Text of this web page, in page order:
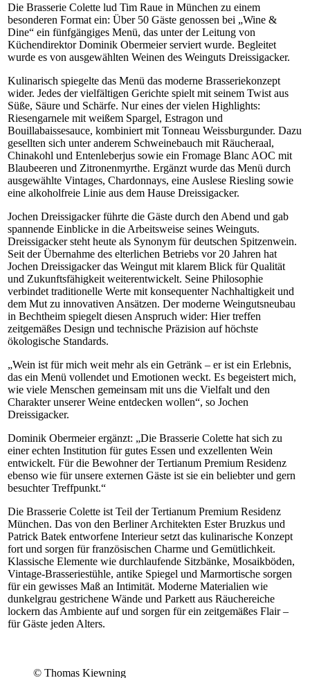
Die Brasserie Colette lud Tim Raue in München zu einem
besonderen Format ein: Über 50 Gäste genossen bei „Wine &
Dine“ ein fünfgängiges Menü, das unter der Leitung von
Küchendirektor Dominik Obermeier serviert wurde. Begleitet
wurde es von ausgewählten Weinen des Weinguts Dreissigacker.
Kulinarisch spiegelte das Menü das moderne Brasseriekonzept
wider. Jedes der vielfältigen Gerichte spielt mit seinem Twist aus
Süße, Säure und Schärfe. Nur eines der vielen Highlights:
Riesengarnele mit weißem Spargel, Estragon und
Bouillabaissesauce, kombiniert mit Tonneau Weissburgunder. Dazu
gesellten sich unter anderem Schweinebauch mit Räucheraal,
Chinakohl und Entenleberjus sowie ein Fromage Blanc AOC mit
Blaubeeren und Zitronenmyrthe. Ergänzt wurde das Menü durch
ausgewählte Vintages, Chardonnays, eine Auslese Riesling sowie
eine alkoholfreie Linie aus dem Hause Dreissigacker.
Jochen Dreissigacker führte die Gäste durch den Abend und gab
spannende Einblicke in die Arbeitsweise seines Weinguts.
Dreissigacker steht heute als Synonym für deutschen Spitzenwein.
Seit der Übernahme des elterlichen Betriebs vor 20 Jahren hat
Jochen Dreissigacker das Weingut mit klarem Blick für Qualität
und Zukunftsfähigkeit weiterentwickelt. Seine Philosophie
verbindet traditionelle Werte mit konsequenter Nachhaltigkeit und
dem Mut zu innovativen Ansätzen. Der moderne Weingutsneubau
in Bechtheim spiegelt diesen Anspruch wider: Hier treffen
zeitgemäßes Design und technische Präzision auf höchste
ökologische Standards.
„Wein ist für mich weit mehr als ein Getränk – er ist ein Erlebnis,
das ein Menü vollendet und Emotionen weckt. Es begeistert mich,
wie viele Menschen gemeinsam mit uns die Vielfalt und den
Charakter unserer Weine entdecken wollen“, so Jochen
Dreissigacker.
Dominik Obermeier ergänzt: „Die Brasserie Colette hat sich zu
einer echten Institution für gutes Essen und exzellenten Wein
entwickelt. Für die Bewohner der Tertianum Premium Residenz
ebenso wie für unsere externen Gäste ist sie ein beliebter und gern
besuchter Treffpunkt.“
Die Brasserie Colette ist Teil der Tertianum Premium Residenz
München. Das von den Berliner Architekten Ester Bruzkus und
Patrick Batek entworfene Interieur setzt das kulinarische Konzept
fort und sorgen für französischen Charme und Gemütlichkeit.
Klassische Elemente wie durchlaufende Sitzbänke, Mosaikböden,
Vintage-Brasseriestühle, antike Spiegel und Marmortische sorgen
für ein gewisses Maß an Intimität. Moderne Materialien wie
dunkelgrau gestrichene Wände und Parkett aus Räuchereiche
lockern das Ambiente auf und sorgen für ein zeitgemäßes Flair –
für Gäste jeden Alters.
© Thomas Kiewning